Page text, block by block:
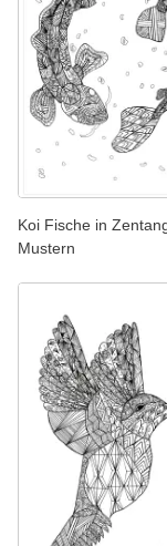
Koi Fische in
Mustern